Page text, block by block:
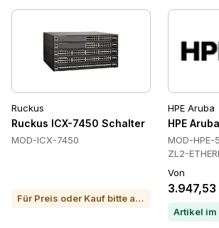
Ruckus
Ruckus ICX-7450 Schalter
MOD-ICX-7450
Für Preis oder Kauf bitte anrufen
HPE Aruba
HPE
MOD-
ZL2-
Von
3.947,53